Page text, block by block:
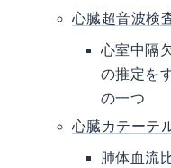
心臓超音波検
心室中隔
の推定を
の一つ
心臓カテーテ
肺体血流